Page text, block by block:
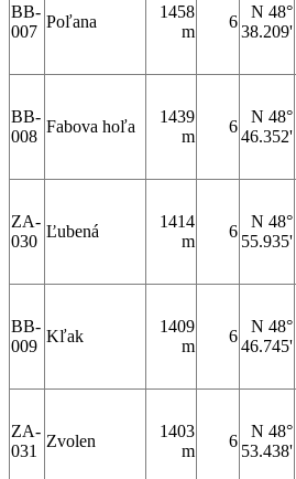
BB-
007
Poľana
1458
m
6
N 48°
38.209'
BB-
008
Fabova hoľa
1439
m
6
N 48°
46.352'
ZA-
030
Ľubená
1414
m
6
N 48°
55.935'
BB-
009
Kľak
1409
m
6
N 48°
46.745'
ZA-
031
Zvolen
1403
m
6
N 48°
53.438'